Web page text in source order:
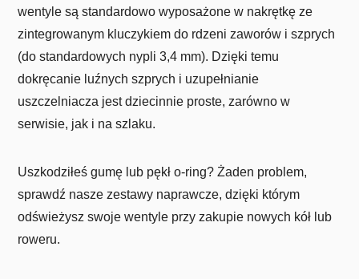
wentyle są standardowo wyposażone w nakrętkę ze
zintegrowanym kluczykiem do rdzeni zaworów i szprych
(do standardowych nypli 3,4 mm). Dzięki temu
dokręcanie luźnych szprych i uzupełnianie
uszczelniacza jest dziecinnie proste, zarówno w
serwisie, jak i na szlaku.
Uszkodziłeś gumę lub pękł o-ring? Żaden problem,
sprawdź nasze zestawy naprawcze, dzięki którym
odświeżysz swoje wentyle przy zakupie nowych kół lub
roweru.